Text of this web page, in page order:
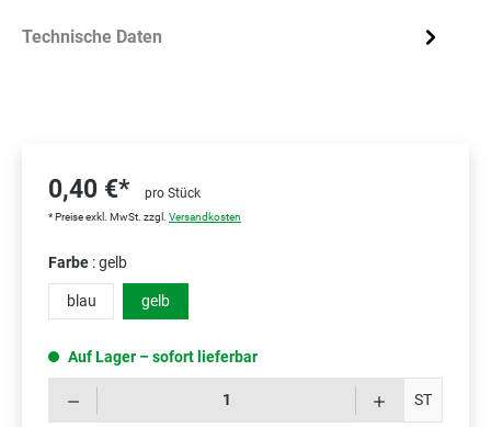
Technische Daten
0,40 €* pro Stück
* Preise exkl. MwSt. zzgl. Versandkosten
Farbe : gelb
blau gelb
Auf Lager – sofort lieferbar
ST